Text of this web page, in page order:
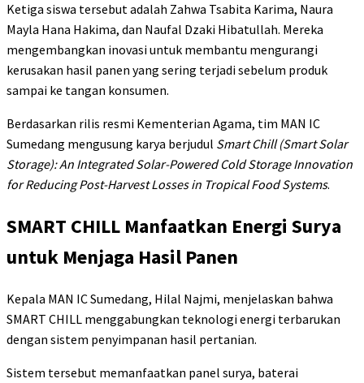
Ketiga siswa tersebut adalah Zahwa Tsabita Karima, Naura
Mayla Hana Hakima, dan Naufal Dzaki Hibatullah. Mereka
mengembangkan inovasi untuk membantu mengurangi
kerusakan hasil panen yang sering terjadi sebelum produk
sampai ke tangan konsumen.
Berdasarkan rilis resmi Kementerian Agama, tim MAN IC
Sumedang mengusung karya berjudul Smart Chill (Smart Solar
Storage): An Integrated Solar-Powered Cold Storage Innovation
for Reducing Post-Harvest Losses in Tropical Food Systems.
SMART CHILL Manfaatkan Energi Surya
untuk Menjaga Hasil Panen
Kepala MAN IC Sumedang, Hilal Najmi, menjelaskan bahwa
SMART CHILL menggabungkan teknologi energi terbarukan
dengan sistem penyimpanan hasil pertanian.
Sistem tersebut memanfaatkan panel surya, baterai